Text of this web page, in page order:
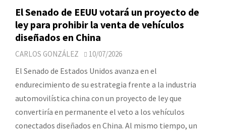
El Senado de EEUU votará un proyecto de
ley para prohibir la venta de vehículos
diseñados en China
CARLOS GONZÁLEZ 10/07/2026
El Senado de Estados Unidos avanza en el
endurecimiento de su estrategia frente a la industria
automovilística china con un proyecto de ley que
convertiría en permanente el veto a los vehículos
conectados diseñados en China. Al mismo tiempo, un